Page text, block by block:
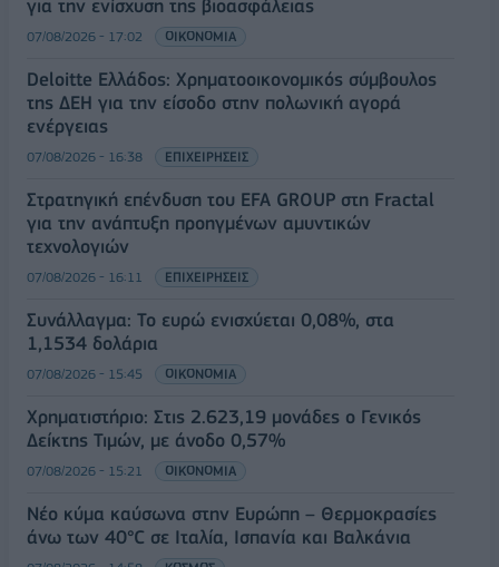
για την ενίσχυση της βιοασφάλειας
07/08/2026 - 17:02 ΟΙΚΟΝΟΜΙΑ
Deloitte Ελλάδος: Χρηματοοικονομικός σύμβουλος
της ΔΕΗ για την είσοδο στην πολωνική αγορά
ενέργειας
07/08/2026 - 16:38 ΕΠΙΧΕΙΡΗΣΕΙΣ
Στρατηγική επένδυση του EFA GROUP στη Fractal
για την ανάπτυξη προηγμένων αμυντικών
τεχνολογιών
07/08/2026 - 16:11 ΕΠΙΧΕΙΡΗΣΕΙΣ
Συνάλλαγμα: Το ευρώ ενισχύεται 0,08%, στα
1,1534 δολάρια
07/08/2026 - 15:45 ΟΙΚΟΝΟΜΙΑ
Χρηματιστήριο: Στις 2.623,19 μονάδες ο Γενικός
Δείκτης Τιμών, με άνοδο 0,57%
07/08/2026 - 15:21 ΟΙΚΟΝΟΜΙΑ
Νέο κύμα καύσωνα στην Ευρώπη – Θερμοκρασίες
άνω των 40°C σε Ιταλία, Ισπανία και Βαλκάνια